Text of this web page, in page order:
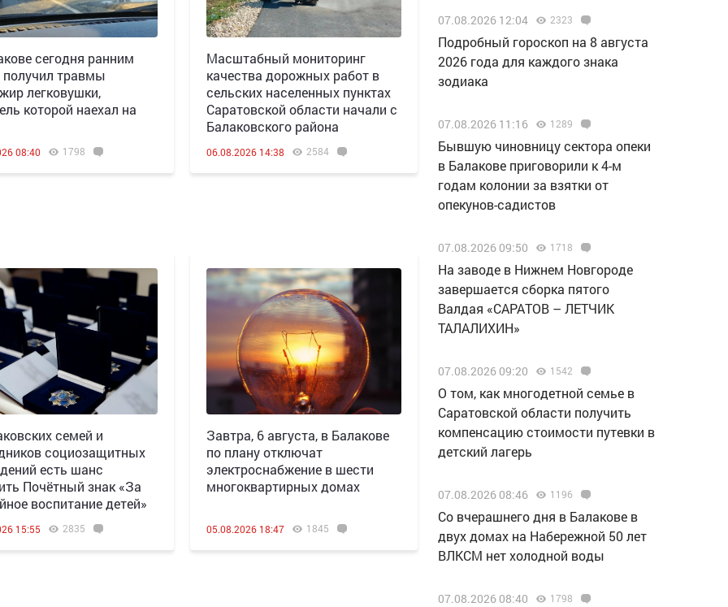
сегодня ранним
получил травмы
легковушки,
которой наехал на
08:40 1798
Масштабный мониторинг
качества дорожных работ в
сельских населенных пунктах
Саратовской области начали с
Балаковского района
06.08.2026 14:38 2584
семей и
социозащитных
есть шанс
Почётный знак «За
воспитание детей»
15:55 2835
Завтра, 6 августа, в Балакове
по плану отключат
электроснабжение в шести
многоквартирных домах
05.08.2026 18:47 1845
07.08.2026 12:04 2323
Подробный гороскоп на 8 августа
2026 года для каждого знака
зодиака
07.08.2026 11:16 1289
Бывшую чиновницу сектора опеки
в Балакове приговорили к 4-м
годам колонии за взятки от
опекунов-садистов
07.08.2026 09:50 1718
Н️а заводе в Нижнем Новгороде
завершается сборка пятого
Валдая «САРАТОВ – ЛЕТЧИК
ТАЛАЛИХИН»
07.08.2026 09:20 1542
О том, как многодетной семье в
Саратовской области получить
компенсацию стоимости путевки в
детский лагерь
07.08.2026 08:46 1196
Со вчерашнего дня в Балакове в
двух домах на Набережной 50 лет
ВЛКСМ нет холодной воды
07.08.2026 08:40 1798